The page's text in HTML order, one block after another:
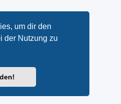
um dir den
der Nutzung zu